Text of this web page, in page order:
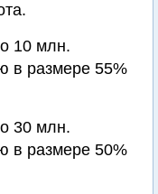
10 млн.
в размере 55%
30 млн.
в размере 50%